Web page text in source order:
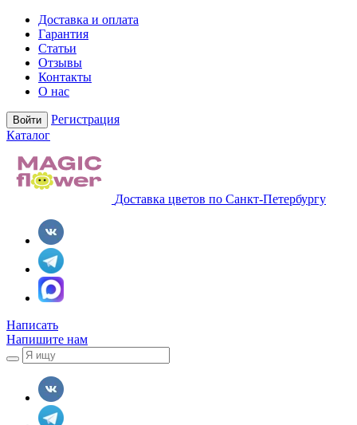
Доставка и оплата
Гарантия
Статьи
Отзывы
Контакты
О нас
Войти
Регистрация
Каталог
Доставка цветов по Санкт-Петербургу
Написать
Напишите нам